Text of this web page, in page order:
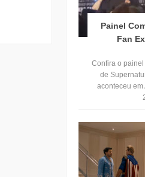
Painel
Fan
Confira o
de
aconteceu